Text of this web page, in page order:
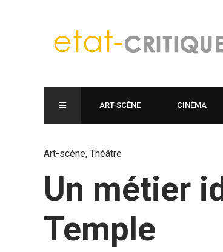
ART-SCÈNE CINÉMA
Art-scène, Théâtre
Un métier
Temple